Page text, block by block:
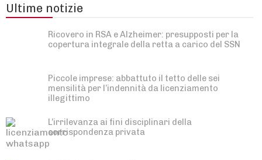
Ultime notizie
Ricovero in RSA e Alzheimer: presupposti per la
copertura integrale della retta a carico del SSN
Piccole imprese: abbattuto il tetto delle sei
mensilità per l’indennità da licenziamento
illegittimo
L’irrilevanza ai fini disciplinari della
corrispondenza privata